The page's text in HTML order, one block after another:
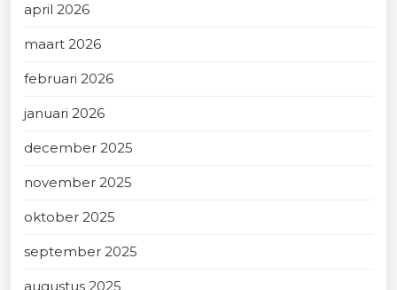
april 2026
maart 2026
februari 2026
januari 2026
december 2025
november 2025
oktober 2025
september 2025
augustus 2025